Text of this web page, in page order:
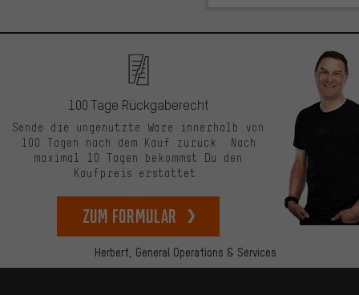
Herbert, General Operations & Services
100 Tage Rückgaberecht
Sende die ungenutzte Ware innerhalb von
100 Tagen nach dem Kauf zurück. Nach
maximal 10 Tagen bekommst Du den
Kaufpreis erstattet.
zum Formular